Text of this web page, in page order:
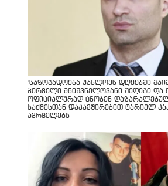
"საზოგადოება უახლოეს დღეებში
პირველი მნიშვნელოვანი შედეგი და
ოფიციალურად ცნობენ
საქმესთან დაკავშირებით ტარიელ
ავრცელებს